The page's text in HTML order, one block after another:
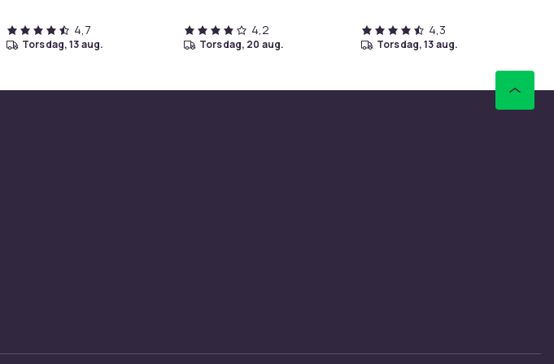
4,7
torsdag, 13 aug.
4,2
torsdag, 20 aug.
4,3
torsdag, 13 aug.